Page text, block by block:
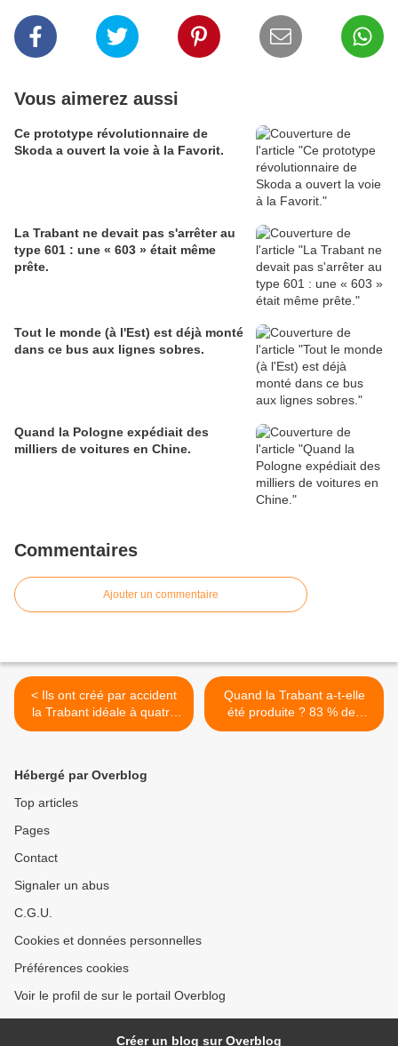
Vous aimerez aussi
Ce prototype révolutionnaire de
Skoda a ouvert la voie à la Favorit.
La Trabant ne devait pas s'arrêter au
type 601 : une « 603 » était même
prête.
Tout le monde (à l'Est) est déjà monté
dans ce bus aux lignes sobres.
Quand la Pologne expédiait des
milliers de voitures en Chine.
Commentaires
Ajouter un commentaire
< Ils ont créé par accident
la Trabant idéale à quatre
portes.
Quand la Trabant a-t-elle
été produite ? 83 % des
lecteurs ne le savent pas ! >
Hébergé par Overblog
Top articles
Pages
Contact
Signaler un abus
C.G.U.
Cookies et données personnelles
Préférences cookies
Voir le profil de sur le portail Overblog
Créer un blog sur Overblog